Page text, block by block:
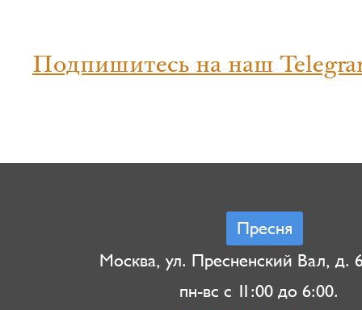
Подпишитесь на наш
Пресня
Москва, ул. Пресненский Вал, д.
пн-вс с 11:00 до 6:00.